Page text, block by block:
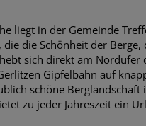
liegt in der Gemeinde
die Schönheit der
sich direkt am
Gipfelbahn auf
schöne
zu jeder Jahreszeit ein